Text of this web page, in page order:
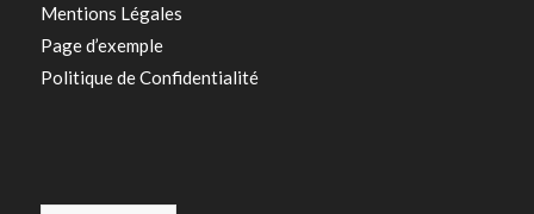
Mentions Légales
Page d’exemple
Politique de Confidentialité